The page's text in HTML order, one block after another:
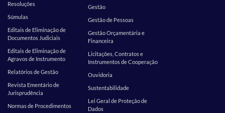
Resoluções
Súmulas
Editais de Eliminação de
Documentos Judiciais
Editais de Eliminação de
Agravos de Instrumento
Relatórios de Gestão
Revista Ementário de
Jurisprudência
Normas de Procedimentos
Gestão
Gestão de Pessoas
Gestão Orçamentária e
Financeira
Licitações, Contratos e
Instrumentos de Cooperação
Ouvidoria
Sustentabilidade
Lei Geral de Proteção de
Dados